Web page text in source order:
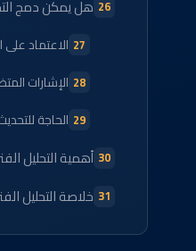
هل يمكن دمج
الاعتماد على
الإشارات
الحاجة
أهمية التحليل
خلاصة التحليل